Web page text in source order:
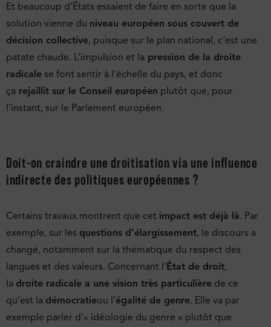
Et beaucoup d’États essaient de faire en sorte que la
solution vienne du niveau européen sous couvert de
décision collective, puisque sur le plan national, c’est une
patate chaude. L’impulsion et la pression de la droite
radicale se font sentir à l’échelle du pays, et donc
ça rejaillit sur le Conseil européen plutôt que, pour
l’instant, sur le Parlement européen.
Doit-on craindre une droitisation via une influence
indirecte des politiques européennes ?
Certains travaux montrent que cet impact est déjà là. Par
exemple, sur les questions d’élargissement, le discours a
changé, notamment sur la thématique du respect des
langues et des valeurs. Concernant l’État de droit,
la droite radicale a une vision très particulière de ce
qu’est la démocratieou l’égalité de genre. Elle va par
exemple parler d’« idéologie du genre » plutôt que